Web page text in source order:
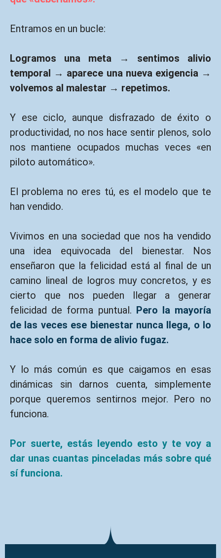
Entramos en un bucle:
Logramos una meta → sentimos alivio
temporal → aparece una nueva exigencia →
volvemos al malestar → repetimos.
Y ese ciclo, aunque disfrazado de éxito o
productividad, no nos hace sentir plenos, solo
nos mantiene ocupados muchas veces «en
piloto automático».
El problema no eres tú, es el modelo que te
han vendido.
Vivimos en una sociedad que nos ha vendido
una idea equivocada del bienestar. Nos
enseñaron que la felicidad está al final de un
camino lineal de logros muy concretos, y es
cierto que nos pueden llegar a generar
felicidad de forma puntual. Pero la mayoría
de las veces ese bienestar nunca llega, o lo
hace solo en forma de alivio fugaz.
Y lo más común es que caigamos en esas
dinámicas sin darnos cuenta, simplemente
porque queremos sentirnos mejor. Pero no
funciona.
Por suerte, estás leyendo esto y te voy a
dar unas cuantas pinceladas más sobre qué
sí funciona.